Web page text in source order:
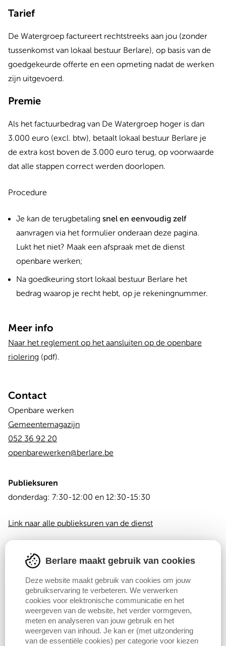
Tarief
De Watergroep factureert rechtstreeks aan jou (zonder
tussenkomst van lokaal bestuur Berlare), op basis van de
goedgekeurde offerte en een opmeting nadat de werken
zijn uitgevoerd.
Premie
Als het factuurbedrag van De Watergroep hoger is dan
3.000 euro (excl. btw), betaalt lokaal bestuur Berlare je
de extra kost boven de 3.000 euro terug, op voorwaarde
dat alle stappen correct werden doorlopen.
Procedure
Je kan de terugbetaling snel en eenvoudig zelf
aanvragen via het formulier onderaan deze pagina.
Lukt het niet? Maak een afspraak met de dienst
openbare werken;
Na goedkeuring stort lokaal bestuur Berlare het
bedrag waarop je recht hebt, op je rekeningnummer.
Meer info
Naar het reglement op het aansluiten op de openbare
riolering (pdf).
Contact
Openbare werken
Gemeentemagazijn
052 36 92 20
openbarewerken@berlare.be
Publieksuren
Dag
Time
donderdag: 7:30-12:00 en 12:30-15:30
Link naar alle publieksuren van de dienst
Tegemoetkoming bij rioolaansluiting
Uit veiligheidsoverwegingen en om zekerheid te hebben
over je identiteit, kan je onderstaand formulier slechts
invullen als je aangemeld bent.
Dat doe je door bovenaan in deze website teklikken op
Berlare maakt gebruik van cookies
Deze website maakt gebruik van cookies om jouw
gebruikservaring te verbeteren. We verwerken
cookies voor elektronische communicatie en het
weergeven van de website, het verder vormgeven,
meten en analyseren van jouw gebruik en het
weergeven van inhoud. Je kan er (met uitzondering
van de essentiële cookies) per categorie voor kiezen